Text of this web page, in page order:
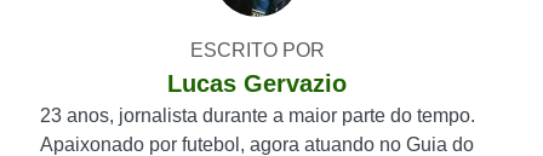
ESCRITO POR
Lucas Gervazio
23 anos, jornalista durante a maior parte do tempo.
Apaixonado por futebol, agora atuando no Guia do